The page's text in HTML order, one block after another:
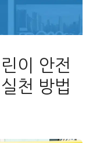
이 안전
천 방법